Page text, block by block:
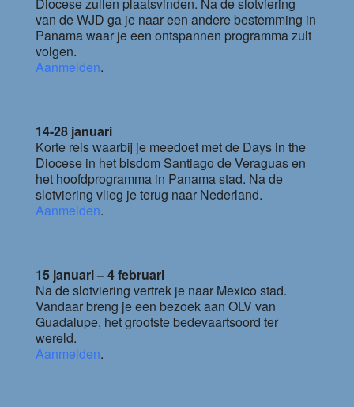
van de WJD ga je naar een andere bestemming in
Panama waar je een ontspannen programma zult
volgen.
Aanmelden.
14-28 januari
Korte reis waarbij je meedoet met de Days in the
Diocese in het bisdom Santiago de Veraguas en
het hoofdprogramma in Panama stad. Na de
slotviering vlieg je terug naar Nederland.
Aanmelden.
15 januari – 4 februari
Na de slotviering vertrek je naar Mexico stad.
Vandaar breng je een bezoek aan OLV van
Guadalupe, het grootste bedevaartsoord ter
wereld.
Aanmelden.